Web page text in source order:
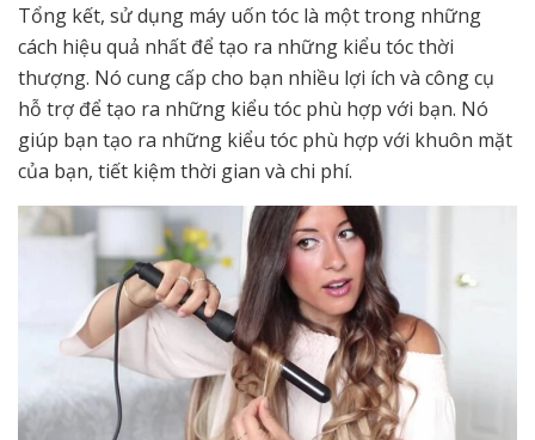
Tổng kết, sử dụng máy uốn tóc là một trong những
cách hiệu quả nhất để tạo ra những kiểu tóc thời
thượng. Nó cung cấp cho bạn nhiều lợi ích và công cụ
hỗ trợ để tạo ra những kiểu tóc phù hợp với bạn. Nó
giúp bạn tạo ra những kiểu tóc phù hợp với khuôn mặt
của bạn, tiết kiệm thời gian và chi phí.